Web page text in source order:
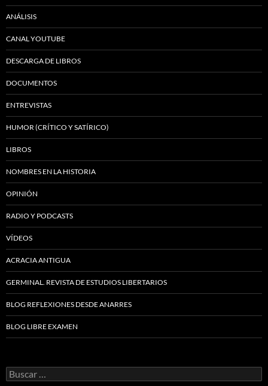
ANÁLISIS
CANAL YOUTUBE
DESCARGA DE LIBROS
DOCUMENTOS
ENTREVISTAS
HUMOR (CRÍTICO Y SATÍRICO)
LIBROS
NOMBRES EN LA HISTORIA
OPINIÓN
RADIO Y PODCASTS
VÍDEOS
ACRACIA ANTIGUA
GERMINAL. REVISTA DE ESTUDIOS LIBERTARIOS
BLOG REFLEXIONES DESDE ANARRES
BLOG LIBRE EXAMEN
Buscar: